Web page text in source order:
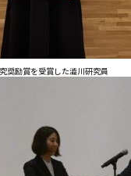
奨励賞を受賞した澁川研究員